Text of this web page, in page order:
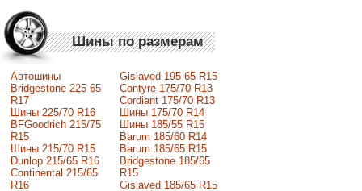
Шины по размерам
Автошины
Bridgestone 225 65
R17
Шины 225/70 R16
BFGoodrich 215/75
R15
Шины 215/70 R15
Dunlop 215/65 R16
Continental 215/65
R16
Gislaved 195 65 R15
Contyre 175/70 R13
Cordiant 175/70 R13
Шины 175/70 R14
Шины 185/55 R15
Barum 185/60 R14
Barum 185/65 R15
Bridgestone 185/65
R15
Gislaved 185/65 R15